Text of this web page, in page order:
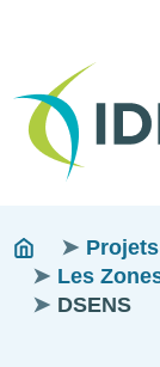
Fils
d'ariane
You
are
here:
Les
DSENS